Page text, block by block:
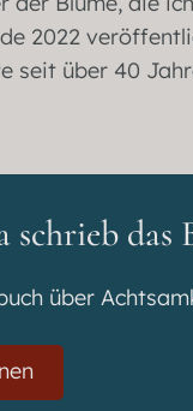
2022
seit über 40
schrieb das
über